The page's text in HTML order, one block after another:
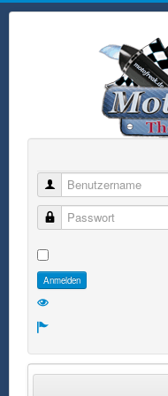
Benutzername
Passwort
Anmelden